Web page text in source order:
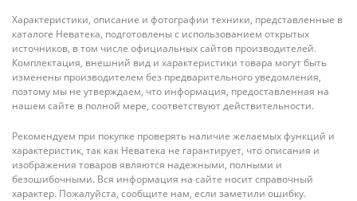
Характеристики, описание и фотографии техники, представленные в
каталоге Неватека, подготовлены с использованием открытых
источников, в том числе официальных сайтов производителей.
Комплектация, внешний вид и характеристики товара могут быть
изменены производителем без предварительного уведомления,
поэтому мы не утверждаем, что информация, предоставленная на
нашем сайте в полной мере, соответствуют действительности.
Рекомендуем при покупке проверять наличие желаемых функций и
характеристик, так как Неватека не гарантирует, что описания и
изображения товаров являются надежными, полными и
безошибочными. Вся информация на сайте носит справочный
характер. Пожалуйста, сообщите нам, если заметили ошибку.